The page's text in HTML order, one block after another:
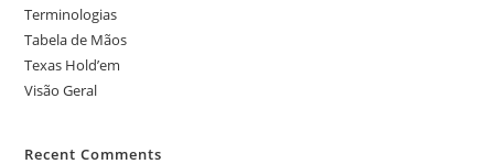
Terminologias
Tabela de Mãos
Texas Hold’em
Visão Geral
Recent Comments